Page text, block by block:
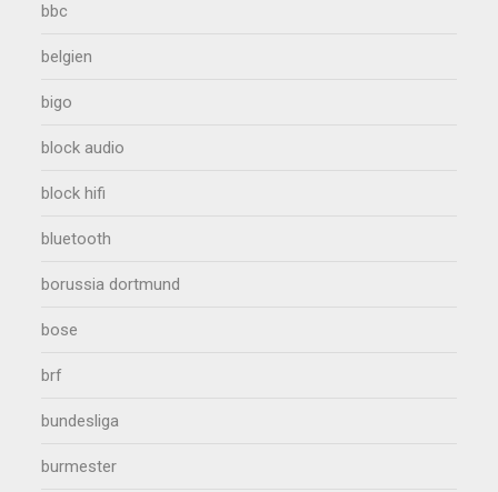
bbc
belgien
bigo
block audio
block hifi
bluetooth
borussia dortmund
bose
brf
bundesliga
burmester